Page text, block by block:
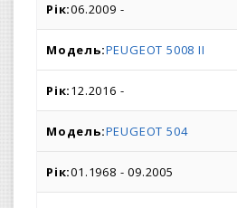
06.2009 -
PEUGEOT 5008 II
12.2016 -
PEUGEOT 504
01.1968 - 09.2005